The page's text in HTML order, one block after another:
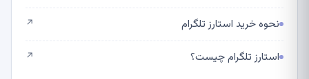
نحوه خرید استارز تلگرام ↗
استارز تلگرام چیست؟ ↗